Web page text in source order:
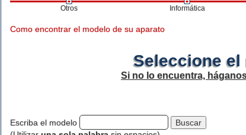
Otros Informática
Como encontrar el modelo de su aparato
Seleccione el
Si no lo encuentra,
Escriba el modelo